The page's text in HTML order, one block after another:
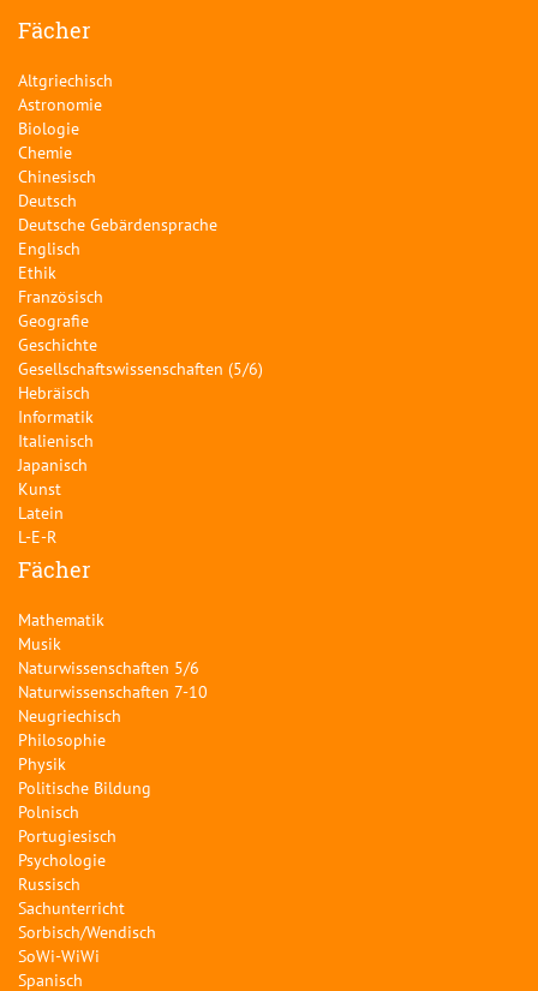
Fächer
Altgriechisch
Astronomie
Biologie
Chemie
Chinesisch
Deutsch
Deutsche Gebärdensprache
Englisch
Ethik
Französisch
Geografie
Geschichte
Gesellschaftswissenschaften (5/6)
Hebräisch
Informatik
Italienisch
Japanisch
Kunst
Latein
L-E-R
Fächer
Mathematik
Musik
Naturwissenschaften 5/6
Naturwissenschaften 7-10
Neugriechisch
Philosophie
Physik
Politische Bildung
Polnisch
Portugiesisch
Psychologie
Russisch
Sachunterricht
Sorbisch/Wendisch
SoWi-WiWi
Spanisch